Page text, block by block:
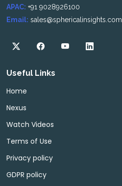
APAC: +91 9028926100
Email: sales@sphericalinsights.com
Useful Links
Home
Nexus
Watch Videos
Terms of Use
Privacy policy
GDPR policy